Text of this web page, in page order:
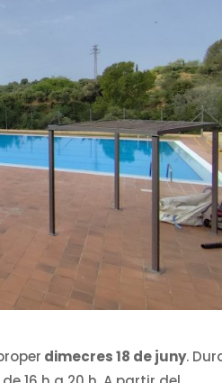
dimecres 18 de juny.